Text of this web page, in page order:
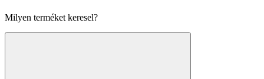
Milyen terméket keresel?